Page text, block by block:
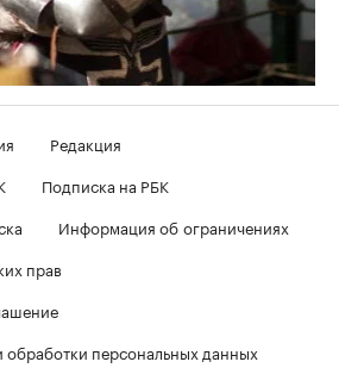
Редакция
Подписка на РБК
Информация об ограничениях
прав
персональных данных